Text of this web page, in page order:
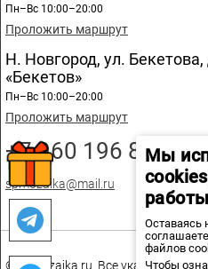
Пн–Вс 10:00–20:00
Проложить маршрут
Н. Новгород, ул.
«Бекетов»
Пн–Вс 10:00–20:00
Проложить маршрут
+7 960 196 89 20
spmozaika@mail.ru
© spmozaika.ru. Все указанные на
Мы
Оставаясь
файлов
Чтобы